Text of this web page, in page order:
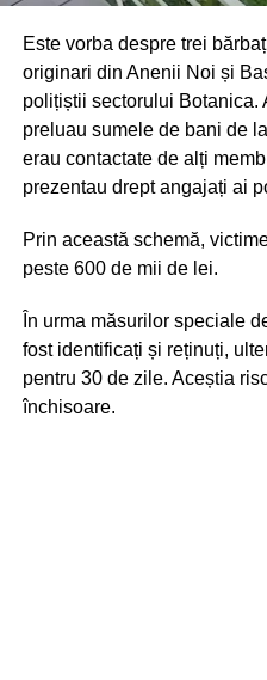
Este vorba despre trei
originari din Anenii Noi și
polițiștii sectorului Botanica.
preluau sumele de bani de
erau contactate de alți
prezentau drept angajați ai
Prin această schemă,
peste 600 de mii de lei.
În urma măsurilor speciale
fost identificați și reținuți,
pentru 30 de zile. Aceștia
închisoare.